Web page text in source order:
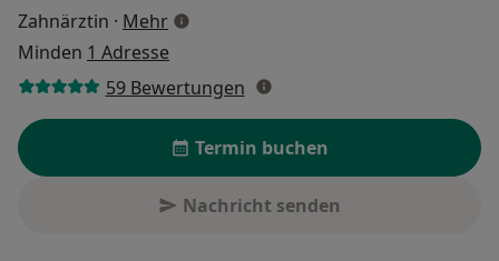
Zahnärztin · Mehrüber Spezialisierungen
Minden 1 Adresse
59 Bewertungen
Termin buchen
Nachricht senden